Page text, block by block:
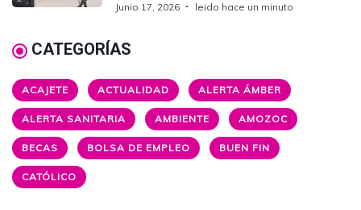
Junio 17, 2026 leido hace un minuto
CATEGORÍAS
ACAJETE ACTUALIDAD ALERTA ÁMBER
ALERTA SANITARIA AMBIENTE AMOZOC
BECAS BOLSA DE EMPLEO BUEN FIN
CATÓLICO